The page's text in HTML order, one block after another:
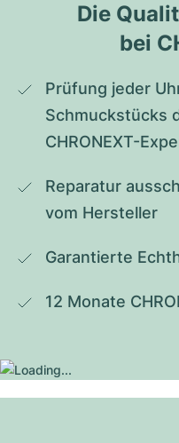
Die
bei
Prüfung jeder
Schmuckstücks
CHRONEXT-
Reparatur
vom Hersteller
Garantierte
12 Monate